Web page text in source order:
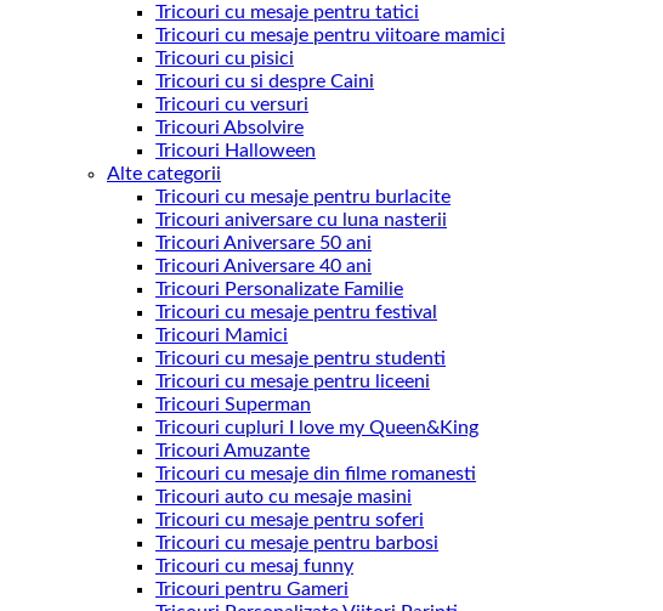
Tricouri cu mesaje pentru tatici
Tricouri cu mesaje pentru viitoare mamici
Tricouri cu pisici
Tricouri cu si despre Caini
Tricouri cu versuri
Tricouri Absolvire
Tricouri Halloween
Alte categorii
Tricouri cu mesaje pentru burlacite
Tricouri aniversare cu luna nasterii
Tricouri Aniversare 50 ani
Tricouri Aniversare 40 ani
Tricouri Personalizate Familie
Tricouri cu mesaje pentru festival
Tricouri Mamici
Tricouri cu mesaje pentru studenti
Tricouri cu mesaje pentru liceeni
Tricouri Superman
Tricouri cupluri I love my Queen&King
Tricouri Amuzante
Tricouri cu mesaje din filme romanesti
Tricouri auto cu mesaje masini
Tricouri cu mesaje pentru soferi
Tricouri cu mesaje pentru barbosi
Tricouri cu mesaj funny
Tricouri pentru Gameri